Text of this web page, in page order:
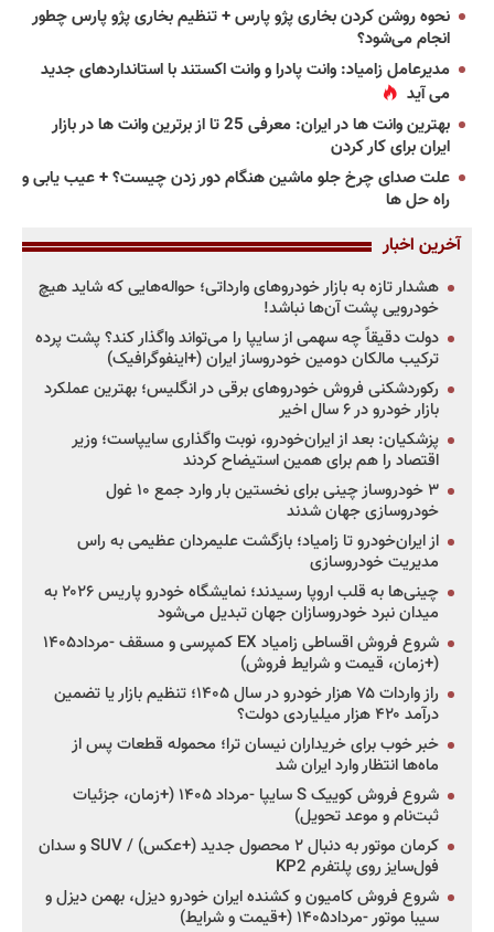
نحوه روشن کردن بخاری پژو پارس + تنظیم بخاری پژو پارس چطور
انجام می‌شود؟
مدیرعامل زامیاد: وانت پادرا و وانت اکستند با استانداردهای جدید
می آید
بهترین وانت ها در ایران: معرفی 25 تا از برترین وانت ها در بازار
ایران برای کار کردن
علت صدای چرخ جلو ماشین هنگام دور زدن چیست؟ + عیب یابی و
راه حل ها
آخرین اخبار
هشدار تازه به بازار خودروهای وارداتی؛ حواله‌هایی که شاید هیچ
خودرویی پشت آن‌ها نباشد!
دولت دقیقاً چه سهمی از سایپا را می‌تواند واگذار کند؟ پشت پرده
ترکیب مالکان دومین خودروساز ایران (+اینفوگرافیک)
رکوردشکنی فروش خودروهای برقی در انگلیس؛ بهترین عملکرد
بازار خودرو در ۶ سال اخیر
پزشکیان: بعد از ایران‌خودرو، نوبت واگذاری سایپاست؛ وزیر
اقتصاد را هم برای همین استیضاح کردند
۳ خودروساز چینی برای نخستین بار وارد جمع ۱۰ غول
خودروسازی جهان شدند
از ایران‌خودرو تا زامیاد؛ بازگشت علیمردان عظیمی به راس
مدیریت خودروسازی
چینی‌ها به قلب اروپا رسیدند؛ نمایشگاه خودرو پاریس ۲۰۲۶ به
میدان نبرد خودروسازان جهان تبدیل می‌شود
شروع فروش اقساطی زامیاد EX کمپرسی و مسقف -مرداد۱۴۰۵
(+زمان، قیمت و شرایط فروش)
راز واردات ۷۵ هزار خودرو در سال ۱۴۰۵؛ تنظیم بازار یا تضمین
درآمد ۴۲۰ هزار میلیاردی دولت؟
خبر خوب برای خریداران نیسان ترا؛ محموله قطعات پس از
ماه‌ها انتظار وارد ایران شد
شروع فروش کوییک S سایپا -مرداد ۱۴۰۵ (+زمان، جزئیات
ثبت‌نام و موعد تحویل)
کرمان موتور به دنبال ۲ محصول جدید (+عکس) / SUV و سدان
فول‌سایز روی پلتفرم KP2
شروع فروش کامیون و کشنده ایران خودرو دیزل، بهمن دیزل و
سیبا موتور -مرداد۱۴۰۵ (+قیمت و شرایط)